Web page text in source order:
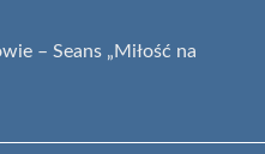
– Seans „Miłość na